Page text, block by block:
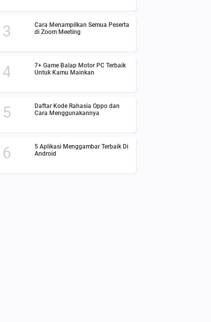
Cara Menampilkan Semua Peserta
di Zoom Meeting
7+ Game Balap Motor PC Terbaik
Untuk Kamu Mainkan
Daftar Kode Rahasia Oppo dan
Cara Menggunakannya
5 Aplikasi Menggambar Terbaik Di
Android